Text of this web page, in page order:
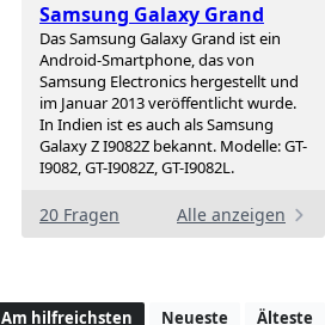
Samsung Galaxy Grand
Das Samsung Galaxy Grand ist ein
Android-Smartphone, das von
Samsung Electronics hergestellt und
im Januar 2013 veröffentlicht wurde.
In Indien ist es auch als Samsung
Galaxy Z I9082Z bekannt. Modelle: GT-
I9082, GT-I9082Z, GT-I9082L.
20 Fragen Alle anzeigen
Am hilfreichsten Neueste Älteste